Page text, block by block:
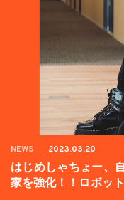
NEWS 2023.03.20
はじめしゃちょー、
家を強化！！ロボッ